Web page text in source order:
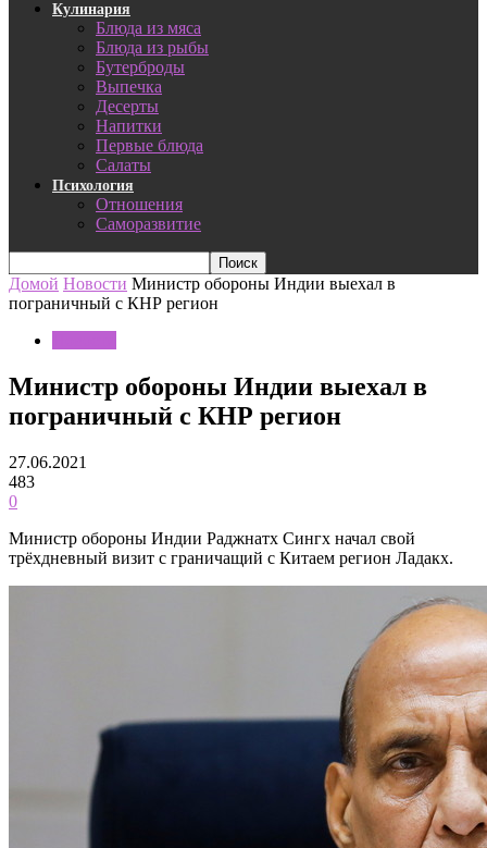
Кулинария
Блюда из мяса
Блюда из рыбы
Бутерброды
Выпечка
Десерты
Напитки
Первые блюда
Салаты
Психология
Отношения
Саморазвитие
Домой Новости Министр обороны Индии выехал в
пограничный с КНР регион
Министр обороны Индии выехал в
пограничный с КНР регион
27.06.2021
483
0
Министр обороны Индии Раджнатх Сингх начал свой
трёхдневный визит с граничащий с Китаем регион Ладакх.